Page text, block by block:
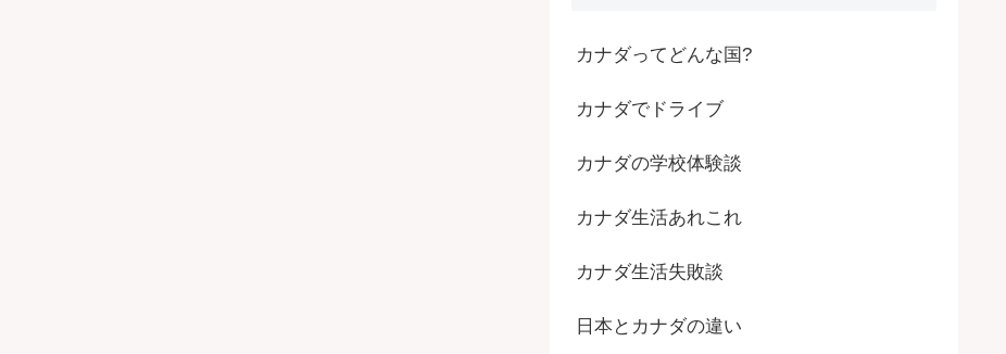
カナダってどんな国?
カナダでドライブ
カナダの学校体験談
カナダ生活あれこれ
カナダ生活失敗談
日本とカナダの違い